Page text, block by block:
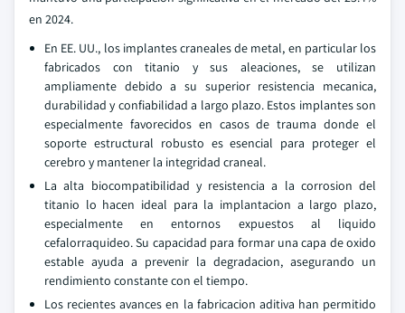
en 2024.
En EE. UU., los implantes craneales de metal, en particular los
fabricados con titanio y sus aleaciones, se utilizan
ampliamente debido a su superior resistencia mecanica,
durabilidad y confiabilidad a largo plazo. Estos implantes son
especialmente favorecidos en casos de trauma donde el
soporte estructural robusto es esencial para proteger el
cerebro y mantener la integridad craneal.
La alta biocompatibilidad y resistencia a la corrosion del
titanio lo hacen ideal para la implantacion a largo plazo,
especialmente en entornos expuestos al liquido
cefalorraquideo. Su capacidad para formar una capa de oxido
estable ayuda a prevenir la degradacion, asegurando un
rendimiento constante con el tiempo.
Los recientes avances en la fabricacion aditiva han permitido